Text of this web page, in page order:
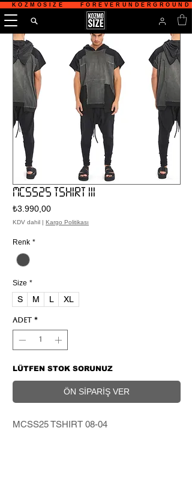
KOZMOSIZE    FOREVERUNDERGROUND
MCSS25 TSHIRT III
₺3.990,00Fiyat
KDV dahil | Kargo Politikası
Renk *
Size *
S M L XL
Adet *
LÜTFEN STOK SORUNUZ
ÖN SİPARİŞ VER
MCSS25 TSHIRT 08-04